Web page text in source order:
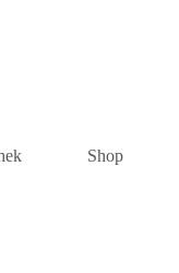
Shop